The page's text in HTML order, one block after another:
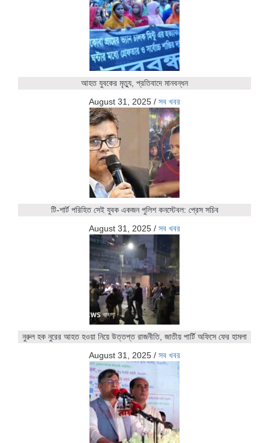
আহত যুবকের মৃত্যু, প্রতিবাদে মানবন্ধন
August 31, 2025 / সব খবর
টি-শার্ট পরিহিত সেই যুবক একজন পুলিশ কনস্টেবল: প্রেস সচিব
August 31, 2025 / সব খবর
নুরুল হক নুরের আহত হওয়া নিয়ে উত্তপ্ত রাজনীতি, জাতীয় পার্টি অফিসে ফের হামলা
August 31, 2025 / সব খবর